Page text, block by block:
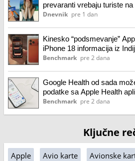
prevaranti vrebaju turiste
idu na odmor
Dnevnik pre 1 dan
Kinesko “podsmevanje”
iPhone 18 informacija iz
globalnoj proizvodnji
Benchmark pre 2 dana
Google Health od sada
podatke sa Apple Health
Benchmark pre 2 dana
Ključne
Apple Avio karte Avionske